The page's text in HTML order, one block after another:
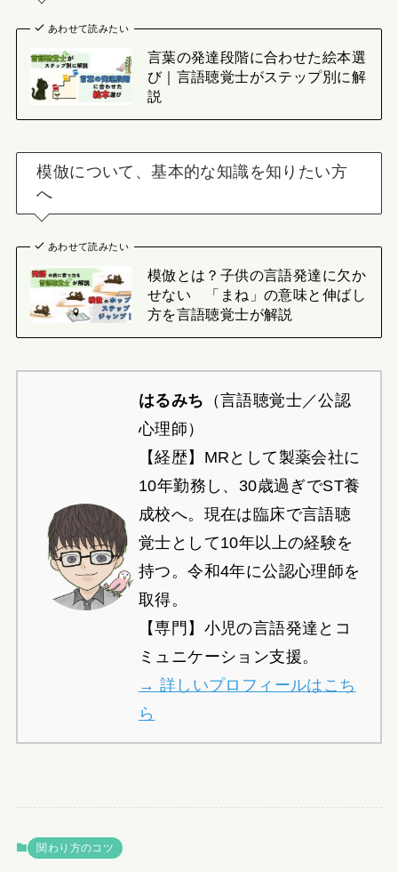
あわせて読みたい
言葉の発達段階に合わせた絵本選
び｜言語聴覚士がステップ別に解
説
模倣について、基本的な知識を知りたい方
へ
あわせて読みたい
模倣とは？子供の言語発達に欠か
せない 「まね」の意味と伸ばし
方を言語聴覚士が解説
はるみち （言語聴覚士／公認
心理師）
【経歴】MRとして製薬会社に
10年勤務し、30歳過ぎでST養
成校へ。現在は臨床で言語聴
覚士として10年以上の経験を
持つ。令和4年に公認心理師を
取得。
【専門】小児の言語発達とコ
ミュニケーション支援。
→ 詳しいプロフィールはこち
ら
関わり方のコツ